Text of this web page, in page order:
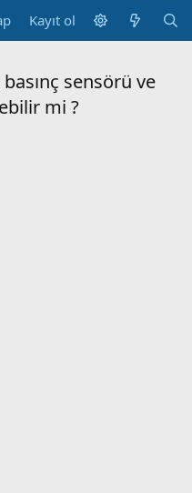
Kayıt ol
sensörü ve
mi ?